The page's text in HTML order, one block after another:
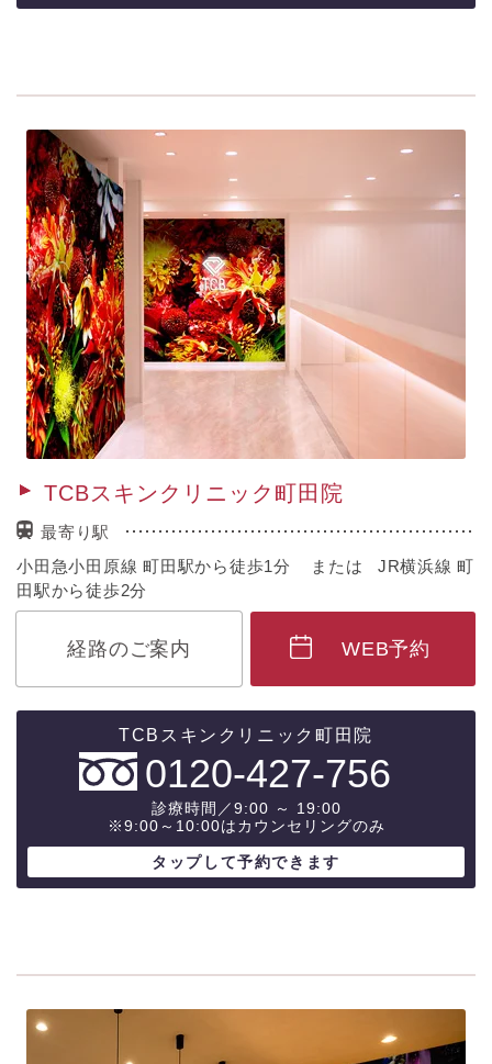
TCBスキンクリニック町田院
最寄り駅
小田急小田原線 町田駅から徒歩1分 または JR横浜線 町
田駅から徒歩2分
経路のご案内 WEB予約
0120-427-756
診療時間／9:00 ～ 19:00
※9:00～10:00はカウンセリングのみ